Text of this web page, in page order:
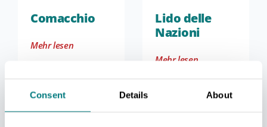
Consent Details About
Comacchio
Mehr lesen
Lido delle
Nazioni
Mehr lesen